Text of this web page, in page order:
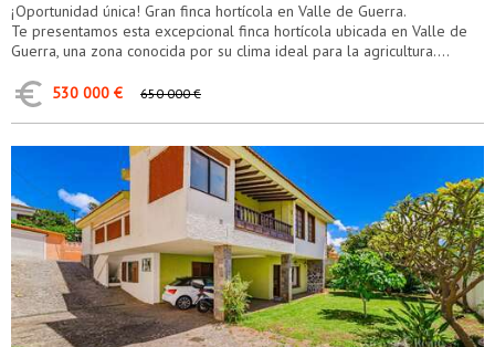
¡Oportunidad única! Gran finca hortícola en Valle de Guerra.
Te presentamos esta excepcional finca hortícola ubicada en Valle de
Guerra, una zona conocida por su clima ideal para la agricultura....
530 000 € 650 000 €